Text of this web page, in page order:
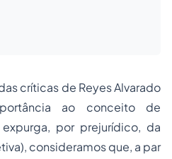
críticas de Reyes Alvarado
ao conceito de
por prejurídico, da
consideramos que, a par